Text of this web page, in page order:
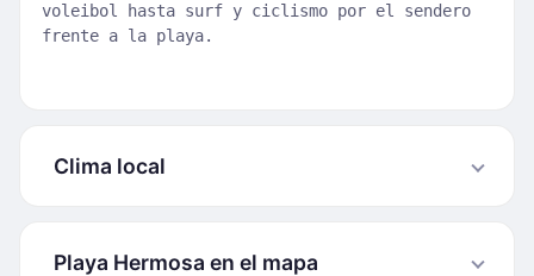
voleibol hasta surf y ciclismo por el sendero
frente a la playa.
Clima local
Playa Hermosa en el mapa